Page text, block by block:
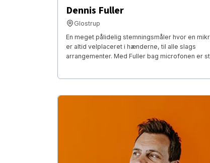
Dennis Fuller
Glostrup
En meget pålidelig stemningsmåler hvor en
er altid velplaceret i hænderne, til alle slags
arrangementer. Med Fuller bag microfonen er